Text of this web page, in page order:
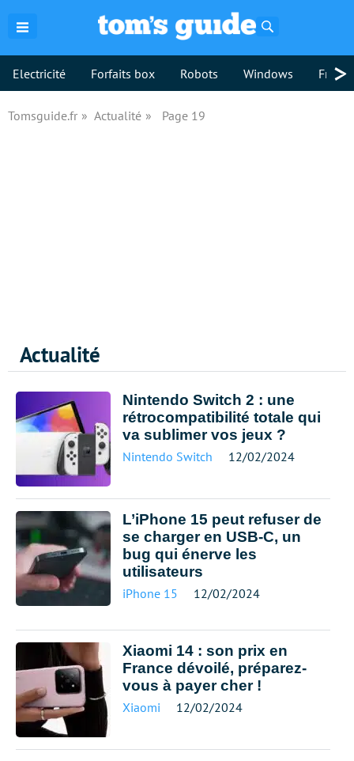
Electricité Forfaits box Robots Windows >
Tomsguide.fr Actualité Page 19
Actualité
Nintendo Switch 2 : une
rétrocompatibilité totale qui
va sublimer vos jeux ?
Nintendo Switch 12/02/2024
L’iPhone 15 peut refuser de
se charger en USB-C, un
bug qui énerve les
utilisateurs
iPhone 15 12/02/2024
Xiaomi 14 : son prix en
France dévoilé, préparez-
vous à payer cher !
Xiaomi 12/02/2024